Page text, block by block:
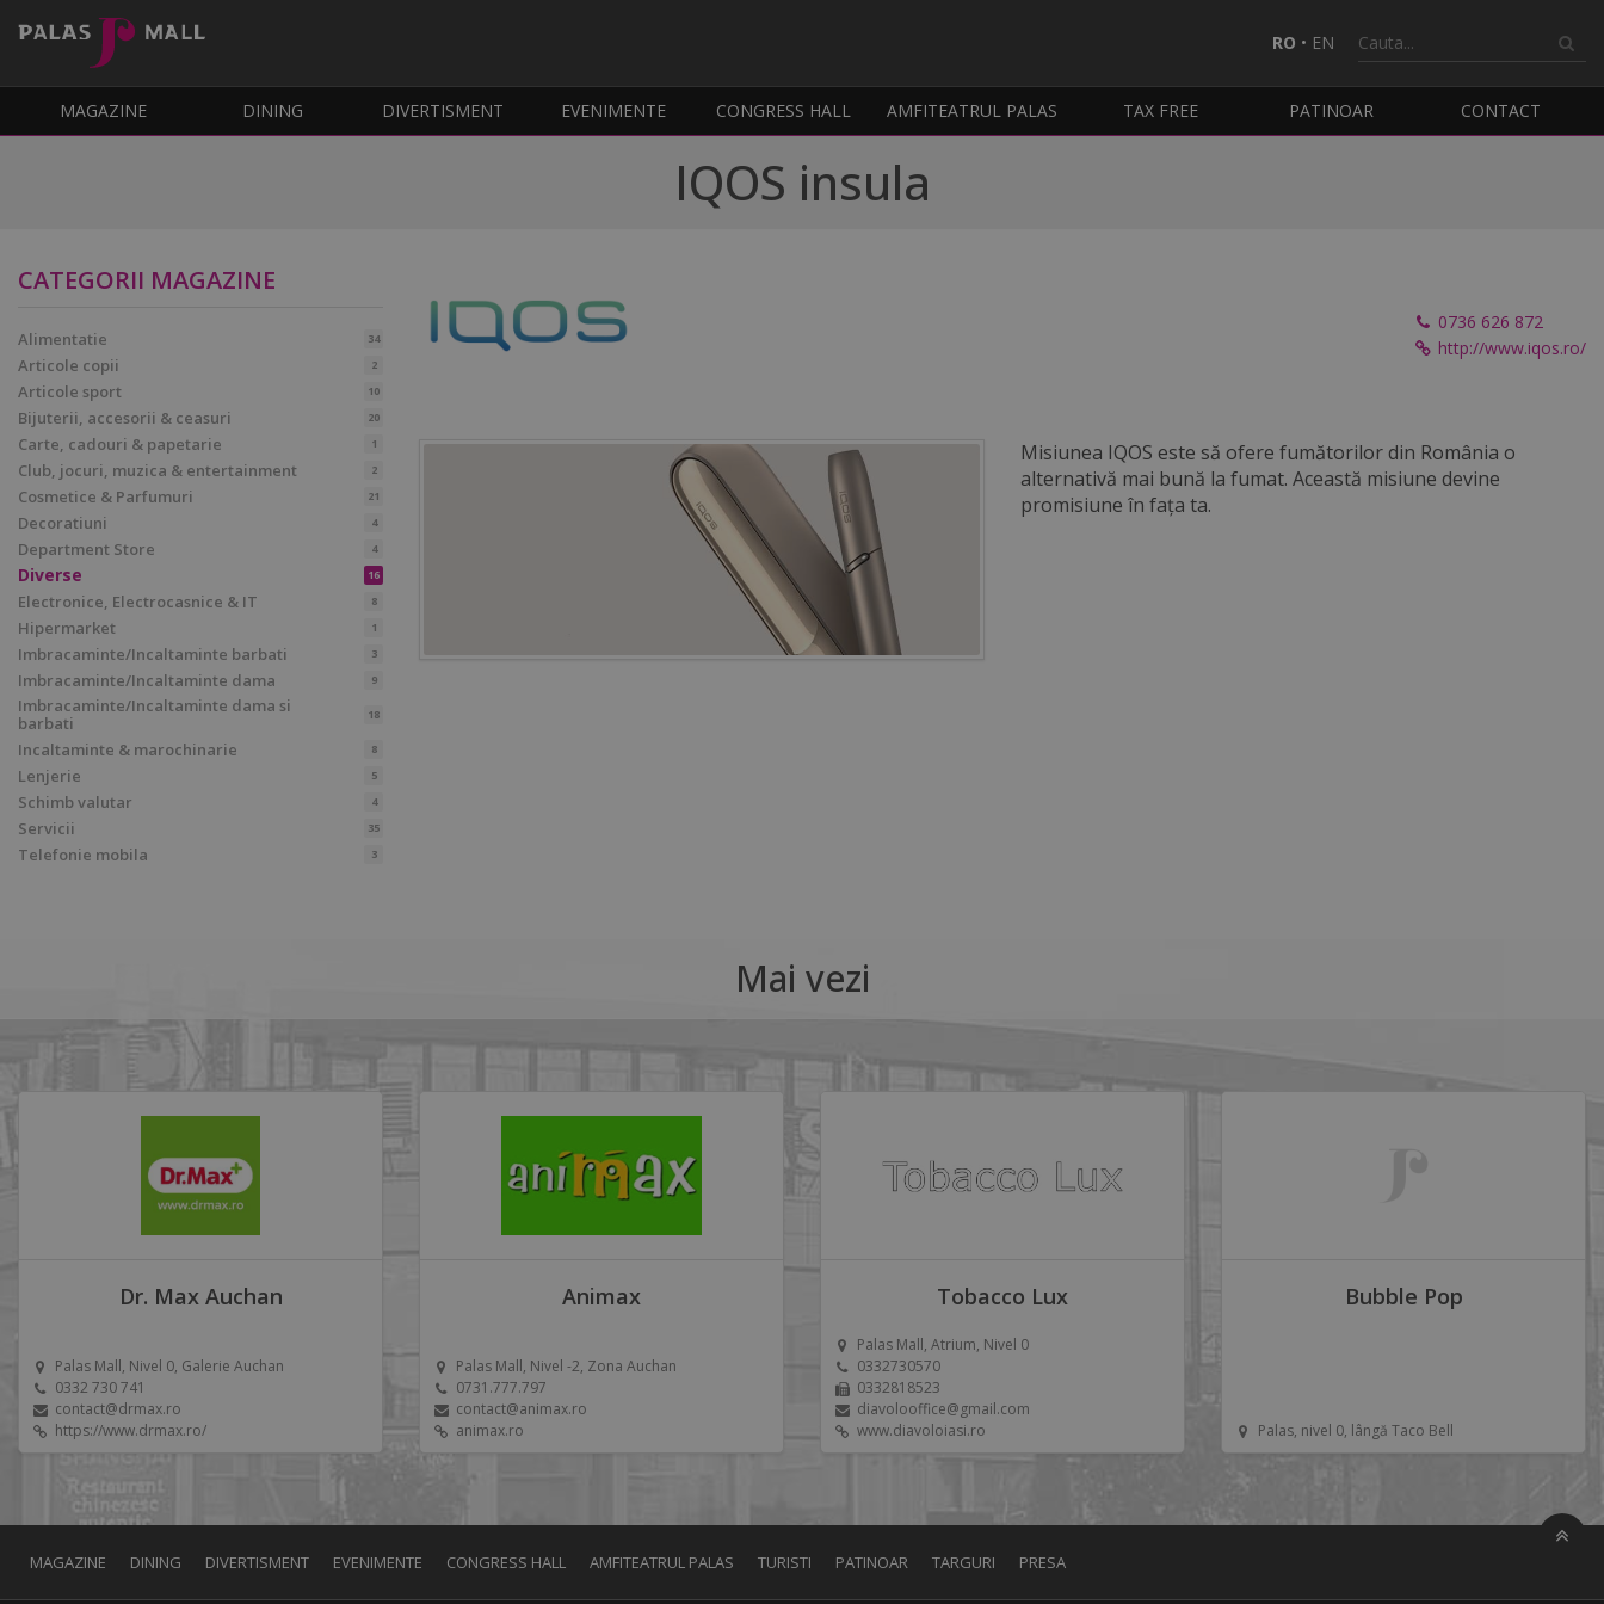
RO • EN
MAGAZINE DINING DIVERTISMENT EVENIMENTE CONGRESS HALL AMFITEATRUL PALAS TAX FREE PATINOAR CONTACT
IQOS insula
CATEGORII MAGAZINE
Alimentatie 34
Articole copii 2
Articole sport 10
Bijuterii, accesorii & ceasuri 20
Carte, cadouri & papetarie 1
Club, jocuri, muzica & entertainment 2
Cosmetice & Parfumuri 21
Decoratiuni 4
Department Store 4
Diverse 16
Electronice, Electrocasnice & IT 8
Hipermarket 1
Imbracaminte/Incaltaminte barbati 3
Imbracaminte/Incaltaminte dama 9
Imbracaminte/Incaltaminte dama si
barbati
18
Incaltaminte & marochinarie 8
Lenjerie 5
Schimb valutar 4
Servicii 35
Telefonie mobila 3
0736 626 872
http://www.iqos.ro/
Misiunea IQOS este să ofere fumătorilor din România o
alternativă mai bună la fumat. Această misiune devine
promisiune în fața ta.
Mai vezi
Dr. Max Auchan
Palas Mall, Nivel 0, Galerie Auchan
0332 730 741
contact@drmax.ro
https://www.drmax.ro/
Animax
Palas Mall, Nivel -2, Zona Auchan
0731.777.797
contact@animax.ro
animax.ro
Tobacco Lux
Palas Mall, Atrium, Nivel 0
0332730570
0332818523
diavolooffice@gmail.com
www.diavoloiasi.ro
Bubble Pop
Palas, nivel 0, lângă Taco Bell
MAGAZINE DINING DIVERTISMENT EVENIMENTE CONGRESS HALL AMFITEATRUL PALAS TURISTI PATINOAR TARGURI PRESA